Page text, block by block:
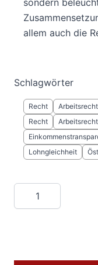
allem auch die
Schlagwörter
Recht
Recht
Arbeitsrecht
Lohngleichheit
Menge